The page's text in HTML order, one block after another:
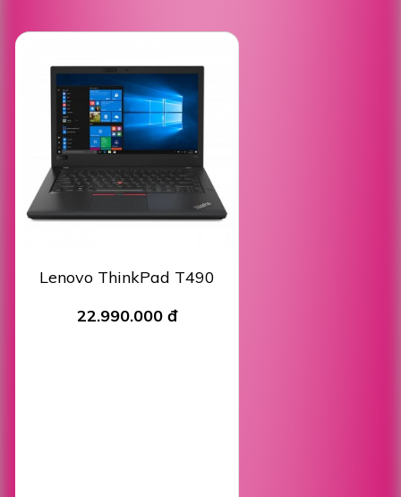
Lenovo ThinkPad T490
22.990.000 đ